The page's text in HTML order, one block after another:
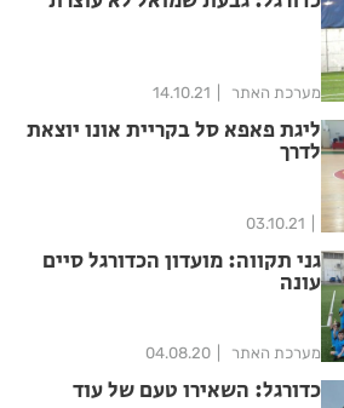
מערכת האתר 14.10.21
ליגת פאפא סל בקריית אונו יוצאת
לדרך
03.10.21
גני תקווה: מועדון הכדורגל סיים
עונה
מערכת האתר 04.08.20
כדורגל: השאירו טעם של עוד